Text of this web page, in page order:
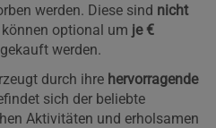
werden. Diese sind nicht
optional um je €
werden.
durch ihre hervorragende
sich der beliebte
Aktivitäten und erholsamen